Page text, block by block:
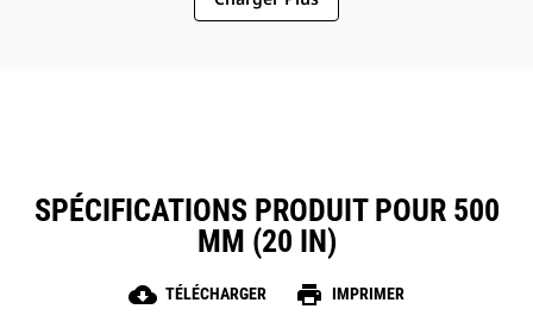
SPÉCIFICATIONS PRODUIT POUR 500
MM (20 IN)
cloud_download TÉLÉCHARGER print IMPRIMER